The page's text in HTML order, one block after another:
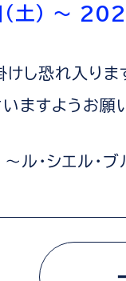
） ～
し恐れ入りま
ますようお願
シエル・ブル